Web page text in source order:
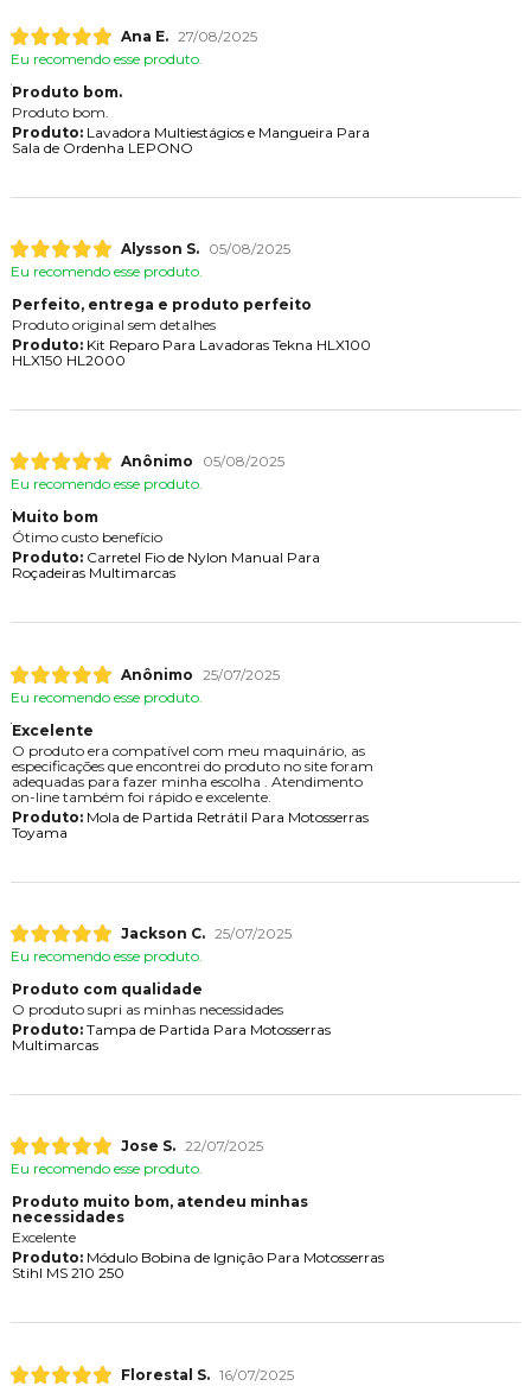
Ana E. 27/08/2025
Eu recomendo esse produto.
Produto bom.
Produto bom.
Produto:Lavadora Multiestágios e Mangueira Para
Sala de Ordenha LEPONO
Alysson S.
05/08/2025
Eu recomendo esse produto.
Perfeito, entrega e produto perfeito
Produto original sem detalhes
Produto:Kit Reparo Para Lavadoras Tekna HLX100
HLX150 HL2000
Anônimo
05/08/2025
Eu recomendo esse produto.
Muito bom
Ótimo custo benefício
Produto:Carretel Fio de Nylon Manual Para
Roçadeiras Multimarcas
Anônimo 25/07/2025
Eu recomendo esse produto.
Excelente
O produto era compatível com meu maquinário, as
especificações que encontrei do produto no site foram
adequadas para fazer minha escolha . Atendimento
on-line também foi rápido e excelente.
Produto:Mola de Partida Retrátil Para Motosserras
Toyama
Jackson C. 25/07/2025
Eu recomendo esse produto.
Produto com qualidade
O produto supri as minhas necessidades
Produto:Tampa de Partida Para Motosserras
Multimarcas
Jose S. 22/07/2025
Eu recomendo esse produto.
Produto muito bom, atendeu minhas
necessidades
Excelente
Produto:Módulo Bobina de Ignição Para Motosserras
Stihl MS 210 250
Florestal S. 16/07/2025